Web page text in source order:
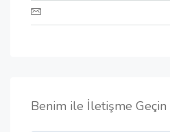
Benim ile İletişme Geçin